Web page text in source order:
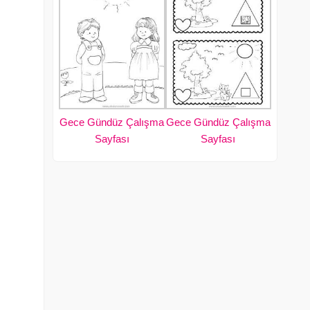
Gece Gündüz Çalışma
Sayfası
Gece Gündüz Çalışma
Sayfası